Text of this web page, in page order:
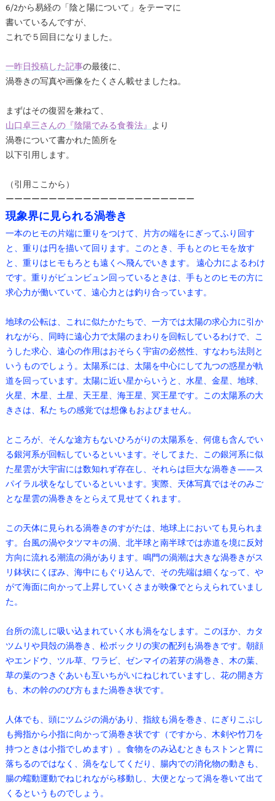
6/2から易経の「陰と陽について」をテーマに
書いているんですが、
これで５回目になりました。
一昨日投稿した記事の最後に、
渦巻きの写真や画像をたくさん載せましたね。
まずはその復習を兼ねて、
山口卓三さんの『陰陽でみる食養法』より
渦巻について書かれた箇所を
以下引用します。
（引用ここから）
ーーーーーーーーーーーーーーーーーーーーーー
現象界に見られる渦巻き
一本のヒモの片端に重りをつけて、片方の端をにぎってふり回す
と、重りは円を描いて回ります。このとき、手もとのヒモを放す
と、重りはヒモもろとも遠くへ飛んでいきます。 遠心力によるわけ
です。重りがビュンビュン回っているときは、手もとのヒモの方に
求心力が働いていて、遠心力とは釣り合っています。
地球の公転は、これに似たかたちで、一方では太陽の求心力に引か
れながら、同時に遠心力で太陽のまわりを回転しているわけで、こ
うした求心、遠心の作用はおそらく宇宙の必然性、すなわち法則と
いうものでしょう。太陽系には、太陽を中心にして九つの惑星が軌
道を回っています。太陽に近い星からいうと、水星、金星、地球、
火星、木星、土星、天王星、海王星、冥王星です。この太陽系の大
きさは、私た ちの感覚では想像もおよびません。
ところが、そんな途方もないひろがりの太陽系を、何億も含んでい
る銀河系が回転しているといいます。そしてまた、この銀河系に似
た星雲が大宇宙には数知れず存在し、それらは巨大な渦巻き――ス
パイラル状をなしているといいます。実際、天体写真ではそのみご
とな星雲の渦巻きをとらえて見せてくれます。
この天体に見られる渦巻きのすがたは、地球上においても見られま
す。台風の渦やタツマキの渦、北半球と南半球では赤道を境に反対
方向に流れる潮流の渦があります。鳴門の渦潮は大きな渦巻きがス
リ鉢状にくぼみ、海中にもぐり込んで、その先端は細くなって、や
がて海面に向かって上昇していくさまが映像でとらえられていまし
た。
台所の流しに吸い込まれていく水も渦をなします。このほか、カタ
ツムリや貝殻の渦巻き、松ボックリの実の配列も渦巻きです。朝顔
やエンドウ、ツル草、ワラビ、ゼンマイの若芽の渦巻き、木の葉、
草の葉のつきぐあいも互いちがいにねじれていますし、花の開き方
も、木の幹ののび方もまた渦巻き状です。
人体でも、頭にツムジの渦があり、指紋も渦を巻き、にぎりこぶし
も拇指から小指に向かって渦巻き状です（ですから、木剣や竹刀を
持つときは小指でしめます）。食物をのみ込むときもストンと胃に
落ちるのではなく、渦をなしてくだり、腸内での消化物の動きも、
腸の蠕動運動でねじれながら移動し、大便となって渦を巻いて出て
くるというものでしょう。